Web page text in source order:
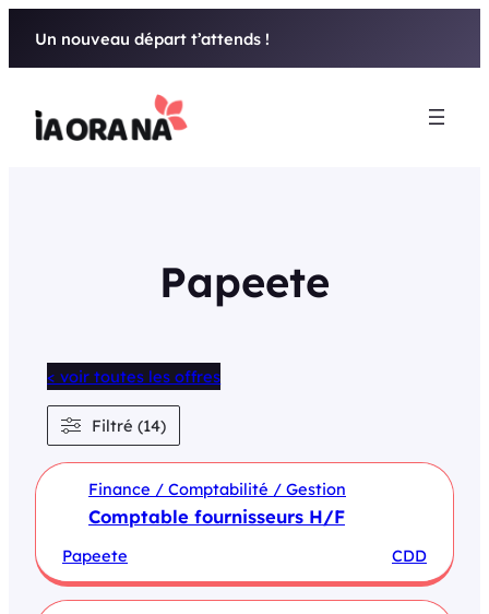
Un nouveau départ t’attends !
Papeete
Finance / Comptabilité / Gestion
Comptable fournisseurs H/F
Papeete CDD
< voir toutes les offres
Filtré (14)